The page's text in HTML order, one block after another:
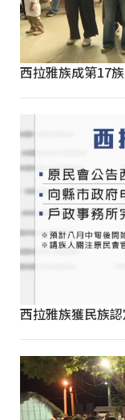
西拉雅族成第17
西拉雅族獲民族